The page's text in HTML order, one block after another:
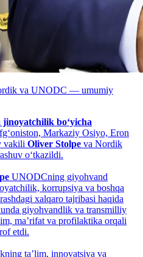
va UNODC — umumiy
bo‘yicha
Markaziy Osiyo, Eron
vakili Oliver Stolpe va Nordik
o‘tkazildi.
UNODCning giyohvand
korrupsiya va boshqa
xalqaro tajribasi haqida
giyohvandlik va transmilliy
maʼrifat va profilaktika orqali
etdi.
taʼlim, innovatsiya va